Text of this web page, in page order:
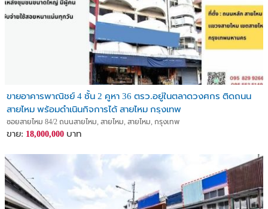
ขายอาคารพาณิชย์ 4 ชั้น 2 คูหา 36 ตรว.อยู่ในตลาดวงศกร ติดถนน
สายไหม พร้อมดำเนินกิจการได้ สายไหม กรุงเทพ
ซอยสายไหม 84/2 ถนนสายไหม, สายไหม, สายไหม, กรุงเทพ
ขาย: 18,000,000 บาท